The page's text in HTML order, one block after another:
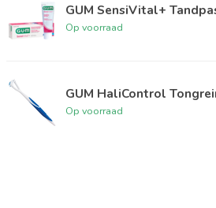
GUM SensiVital+
Op voorraad
GUM HaliControl
Op voorraad